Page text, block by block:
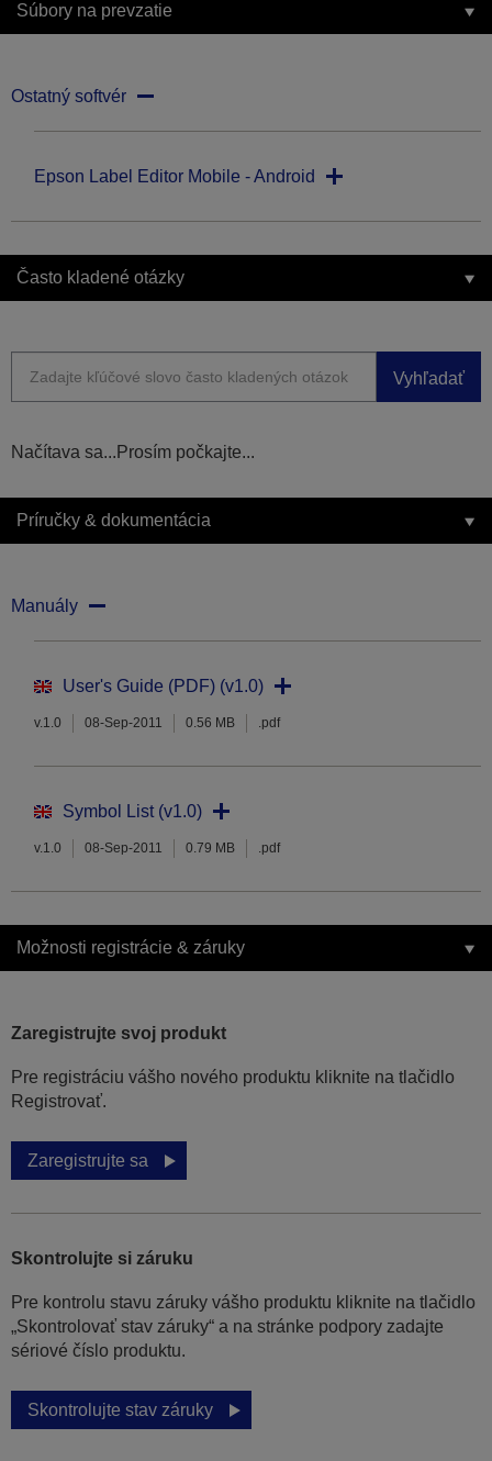
Súbory na prevzatie
Ostatný softvér
Epson Label Editor Mobile - Android
Často kladené otázky
Vyhľadať
Načítava sa...Prosím počkajte...
Príručky & dokumentácia
Manuály
User's Guide (PDF) (v1.0)
v.1.0 08-Sep-2011 0.56 MB .pdf
Symbol List (v1.0)
v.1.0 08-Sep-2011 0.79 MB .pdf
Možnosti registrácie & záruky
Zaregistrujte svoj produkt
Pre registráciu vášho nového produktu kliknite na tlačidlo
Registrovať.
Zaregistrujte sa
Skontrolujte si záruku
Pre kontrolu stavu záruky vášho produktu kliknite na tlačidlo
„Skontrolovať stav záruky“ a na stránke podpory zadajte
sériové číslo produktu.
Skontrolujte stav záruky